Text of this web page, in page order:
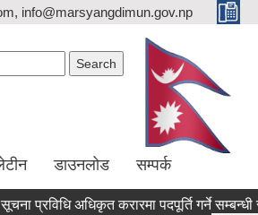
info@marsyangdimun.gov.np
डाउनलोड सम्पर्क
प्रविधि अधिकृत करारमा पदपूर्ति गर्ने सम्बन्धी